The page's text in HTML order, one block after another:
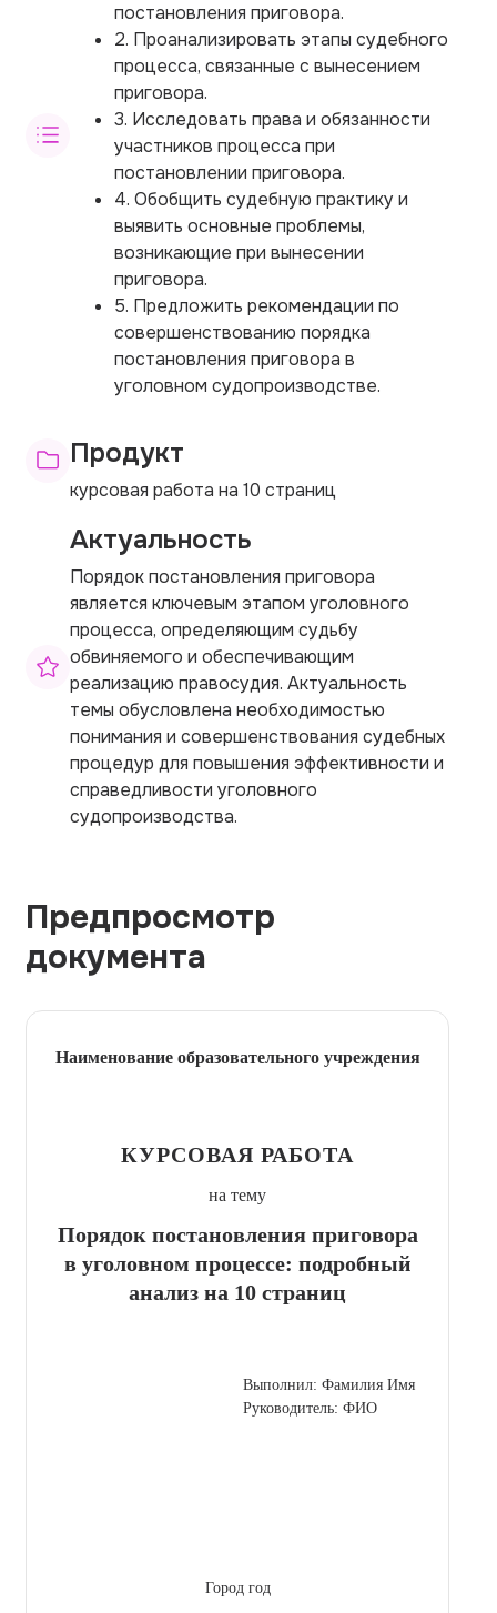
постановления приговора.
2. Проанализировать этапы судебного
процесса, связанные с вынесением
приговора.
3. Исследовать права и обязанности
участников процесса при
постановлении приговора.
4. Обобщить судебную практику и
выявить основные проблемы,
возникающие при вынесении
приговора.
5. Предложить рекомендации по
совершенствованию порядка
постановления приговора в
уголовном судопроизводстве.
Продукт
курсовая работа на 10 страниц
Актуальность
Порядок постановления приговора
является ключевым этапом уголовного
процесса, определяющим судьбу
обвиняемого и обеспечивающим
реализацию правосудия. Актуальность
темы обусловлена необходимостью
понимания и совершенствования судебных
процедур для повышения эффективности и
справедливости уголовного
судопроизводства.
Предпросмотр
документа
Наименование образовательного учреждения
КУРСОВАЯ РАБОТА
на тему
Порядок постановления приговора
в уголовном процессе: подробный
анализ на 10 страниц
Выполнил: Фамилия Имя
Руководитель: ФИО
Город год